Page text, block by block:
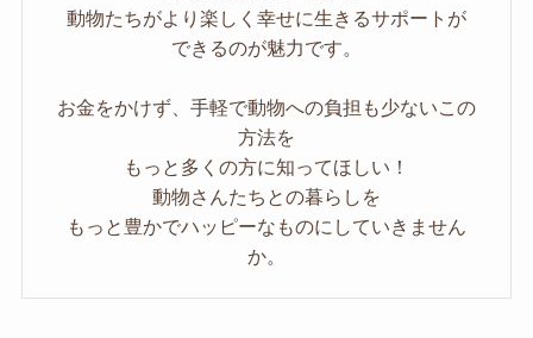
動物たちがより楽しく幸せに生きるサポートが
できるのが魅力です。
お金をかけず、手軽で動物への負担も少ないこの
方法を
もっと多くの方に知ってほしい！
動物さんたちとの暮らしを
もっと豊かでハッピーなものにしていきません
か。